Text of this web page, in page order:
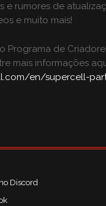
e rumores de
e muito mais!
Programa de
mais informações
en/supercell-
Discord